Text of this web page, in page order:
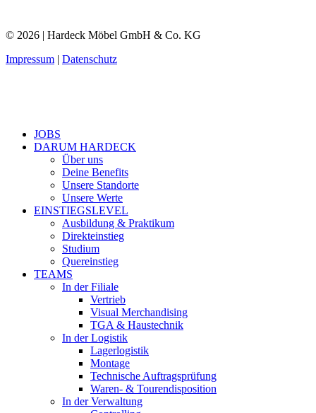
© 2026 | Hardeck Möbel GmbH & Co. KG
Impressum | Datenschutz
Close
Menu
JOBS
DARUM HARDECK
Über uns
Deine Benefits
Unsere Standorte
Unsere Werte
EINSTIEGSLEVEL
Ausbildung & Praktikum
Direkteinstieg
Studium
Quereinstieg
TEAMS
In der Filiale
Vertrieb
Visual Merchandising
TGA & Haustechnik
In der Logistik
Lagerlogistik
Montage
Technische Auftragsprüfung
Waren- & Tourendisposition
In der Verwaltung